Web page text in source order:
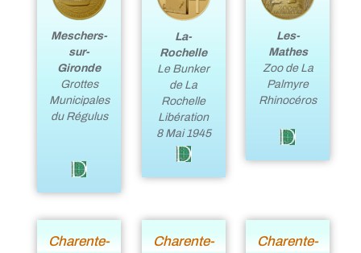
Meschers-
sur-
Gironde
Grottes
Municipales
du Régulus
La-
Rochelle
Le Bunker
de La
Rochelle
Libération
8 Mai 1945
Les-
Mathes
Zoo de La
Palmyre
Rhinocéros
Charente-
Charente-
Charente-